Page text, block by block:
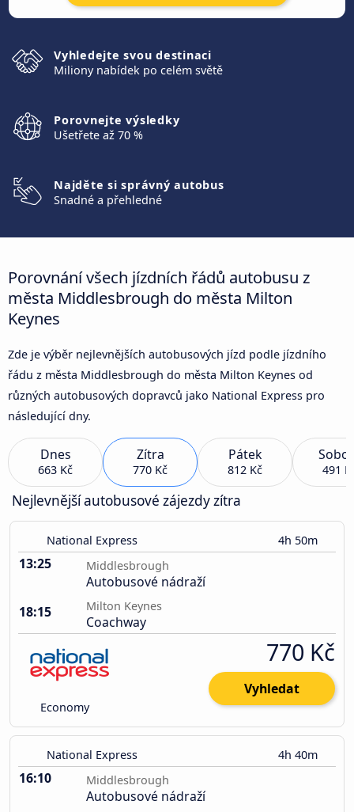
Vyhledejte svou destinaci
Miliony nabídek po celém světě
Porovnejte výsledky
Ušetřete až 70 %
Najděte si správný autobus
Snadné a přehledné
Porovnání všech jízdních řádů autobusu z
města Middlesbrough do města Milton
Keynes
Zde je výběr nejlevnějších autobusových jízd podle jízdního
řádu z města Middlesbrough do města Milton Keynes od
různých autobusových dopravců jako National Express pro
následující dny.
Dnes
663 Kč
Zítra
770 Kč
Pátek
812 Kč 491
Nejlevnější autobusové zájezdy zítra
National Express 4h 50m
13:25 Middlesbrough
Autobusové nádraží
18:15
Milton Keynes
Coachway
Economy
770 Kč
Vyhledat
National Express 4h 40m
16:10 Middlesbrough
Autobusové nádraží